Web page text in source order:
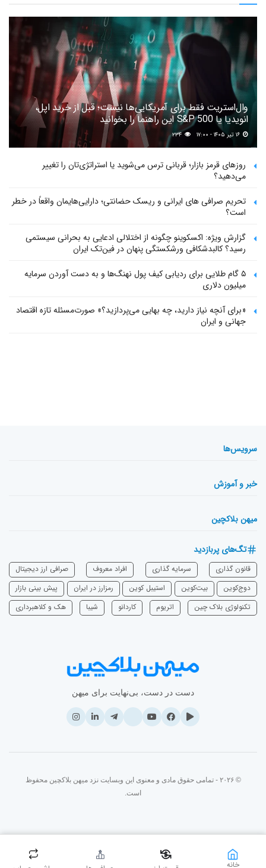
وال‌استریت فقط برای آمریکایی‌ها نیست؛ قبل از خرید اپل،
انویدیا یا S&P 500 این راهنما را بخوانید
۲۳۴
روزهای قرمز بازار؛ قربانی ترس می‌شوید یا استراتژی‌تان را تغییر
می‌دهید؟
تحریم صرافی های ایرانی و ریسک حضانتی؛ دارایی‌هایمان واقعاً در خطر
است؟
گزارش ویژه: اکسکوینو چگونه از اختلالی ادعایی به بحرانی سیستمی
رسید؟ کالبدشکافی ورشکستگی پنهان در فین‌تک ایران
۵ گام طلایی برای ردیابی کیف پول‌ نهنگ‌ها و به دست آوردن سرمایه
میلیون دلاری
«برای آنچه نیاز دارید، چه بهایی می‌پردازید؟» صورت‌مسئله تازه اقتصاد
جهانی و ایران
خانه
سرویس‌ها
خبر و آموزش
میهن بلاکچین
تگ‌های پربازدید
قانون گذاری سرمایه‌ گذاری افراد معروف
صرافی ارز دیجیتال
دوج‌کوین
بیت‌کوین استیبل کوین رمزارز در ایران
پیش بینی بازار
تکنولوژی بلاک چین
اتریوم ‌کاردانو شیبا هک و کلاهبرداری
دست در دست، بی‌نهایت برای میهن
© ۲۰۲۶ - تمامی حقوق مادی و معنوی این وبسایت نزد میهن بلاکچین محفوظ
است.